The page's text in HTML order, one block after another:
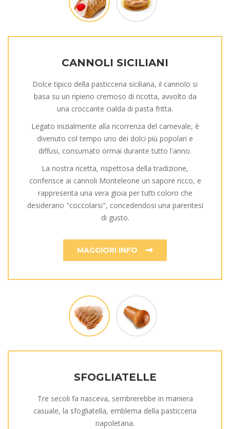
CANNOLI SICILIANI
Dolce tipico della pasticceria siciliana, il cannolo si
basa su un ripieno cremoso di ricotta, avvolto da
una croccante cialda di pasta fritta.
Legato inizialmente alla ricorrenza del carnevale, è
divenuto col tempo uno dei dolci più popolari e
diffusi, consumato ormai durante tutto l'anno.
La nostra ricetta, rispettosa della tradizione,
conferisce ai cannoli Monteleone un sapore ricco, e
rappresenta una vera gioia per tutti coloro che
desiderano "coccolarsi", concedendosi una parentesi
di gusto.
MAGGIORI INFO
SFOGLIATELLE
Tre secoli fa nasceva, sembrerebbe in maniera
casuale, la sfogliatella, emblema della pasticceria
napoletana.